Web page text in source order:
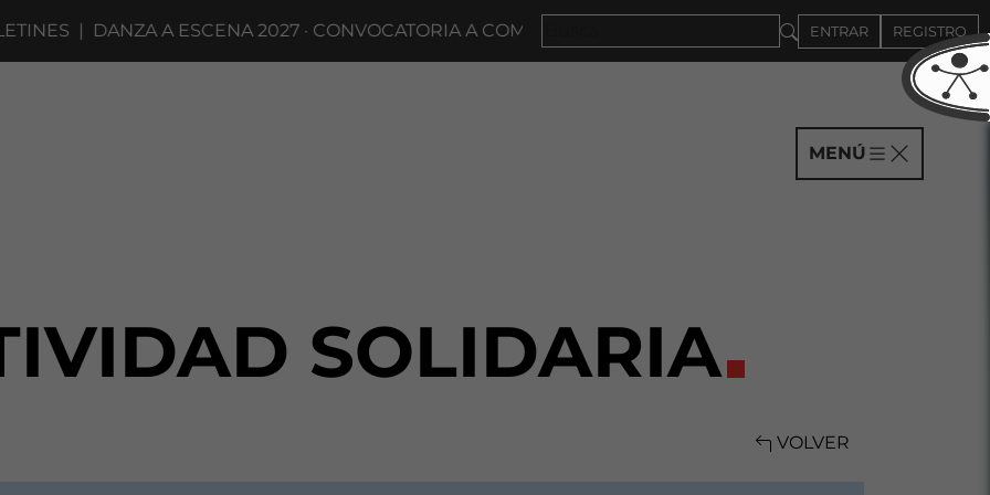
| DANZA A ESCENA 2027 · CONVOCATORIA A COMPAÑÍAS HASTA EL 4DE SEPTIEMBREENTRAR REGISTRO
MENÚ
SOLIDARIA
VOLVER